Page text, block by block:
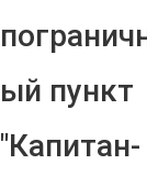
ый пункт
"Капитан-